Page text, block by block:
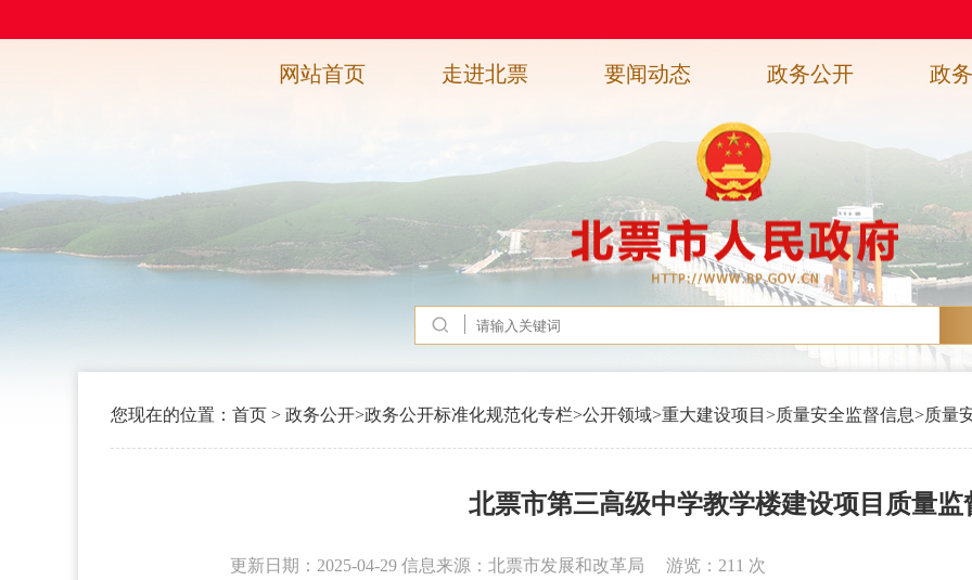
网站首页 走进北票 要闻动态 政务公开 政
您现在的位置： 首页 > 政务公开>政务公开标准化规范化专栏>公开领域>重大建设项目 >质量安全监督信息>质量
北票市第三高级中学教学楼建设项目质量监
更新日期：2025-04-29 信息来源：北票市发展和改革局 游览： 211 次